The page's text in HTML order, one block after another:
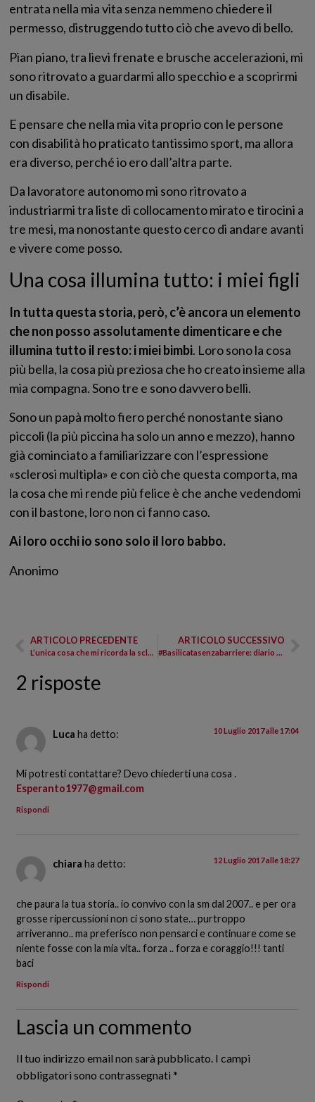
entrata nella mia vita senza nemmeno chiedere il
permesso, distruggendo tutto ciò che avevo di bello.
Pian piano, tra lievi frenate e brusche accelerazioni, mi
sono ritrovato a guardarmi allo specchio e a scoprirmi
un disabile.
E pensare che nella mia vita proprio con le persone
con disabilità ho praticato tantissimo sport, ma allora
era diverso, perché io ero dall’altra parte.
Da lavoratore autonomo mi sono ritrovato a
industriarmi tra liste di collocamento mirato e tirocini a
tre mesi, ma nonostante questo cerco di andare avanti
e vivere come posso.
Una cosa illumina tutto: i miei figli
In tutta questa storia, però, c’è ancora un elemento
che non posso assolutamente dimenticare e che
illumina tutto il resto: i miei bimbi. Loro sono la cosa
più bella, la cosa più preziosa che ho creato insieme alla
mia compagna. Sono tre e sono davvero belli.
Sono un papà molto fiero perché nonostante siano
piccoli (la più piccina ha solo un anno e mezzo), hanno
già cominciato a familiarizzare con l’espressione
«sclerosi multipla» e con ciò che questa comporta, ma
la cosa che mi rende più felice è che anche vedendomi
con il bastone, loro non ci fanno caso.
Ai loro occhi io sono solo il loro babbo.
Anonimo
ARTICOLO PRECEDENTE
L’unica cosa che mi ricorda la sclerosi multipla è il rito della terapia
ARTICOLO SUCCESSIVO
#Basilicatasenzabarriere: diario di un’esperienza unica
2 risposte
Luca ha detto: 10 Luglio 2017 alle 17:04
Mi potresti contattare? Devo chiederti una cosa .
Esperanto1977@gmail.com
Rispondi
chiara ha detto: 12 Luglio 2017 alle 18:27
che paura la tua storia.. io convivo con la sm dal 2007.. e per ora
grosse ripercussioni non ci sono state… purtroppo
arriveranno.. ma preferisco non pensarci e continuare come se
niente fosse con la mia vita.. forza .. forza e coraggio!!! tanti
baci
Rispondi
Lascia un commento
Il tuo indirizzo email non sarà pubblicato. I campi
obbligatori sono contrassegnati *